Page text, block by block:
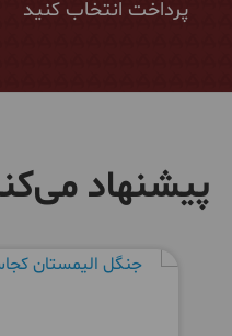
پرداخت انتخاب کنید
پیشنهاد